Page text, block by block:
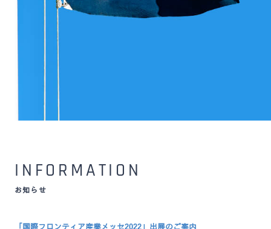
INFORMATION
お知らせ
「国際フロンティア産業メッセ2022」出展のご案内